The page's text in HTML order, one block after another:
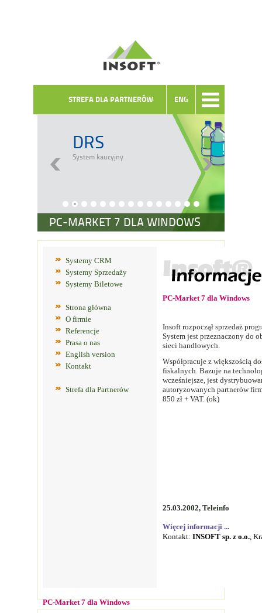
ENG
STREFA DLA PARTNERÓW
PC-MARKET 7 DLA WINDOWS
DRS
System kaucyjny
Systemy CRM
Systemy Sprzedaży
Systemy Biletowe
Strona główna
O firmie
Referencje
Prasa o nas
English version
Kontakt
Strefa dla Partnerów
PC-Market 7 dla Windows
Insoft rozpoczął sprzedaż
System jest przeznaczony do
sieci handlowych.
Współpracuje z większością
fiskalnych. Bazuje na
wcześniejsze, jest
autoryzowanych partnerów
850 zł + VAT. (ok)
25.03.2002, Teleinfo
Więcej informacji ...
Kontakt: INSOFT sp. z o.o.,
PC-Market 7 dla Windows